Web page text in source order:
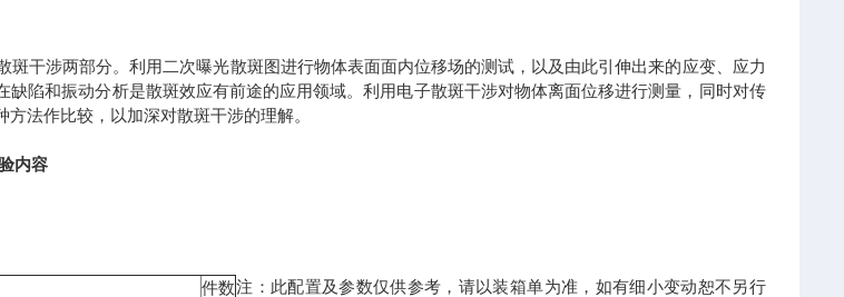
斑干涉两部分。利用二次曝光散斑图进行物体表面面内位移场的测试，以及由此引伸出来的应变、应力
缺陷和振动分析是散斑效应有前途的应用领域。利用电子散斑干涉对物体离面位移进行测量，同时对传
法作比较，以加深对散斑干涉的理解。
内容
件数注：此配置及参数仅供参考，请以装箱单为准，如有细小变动恕不另行